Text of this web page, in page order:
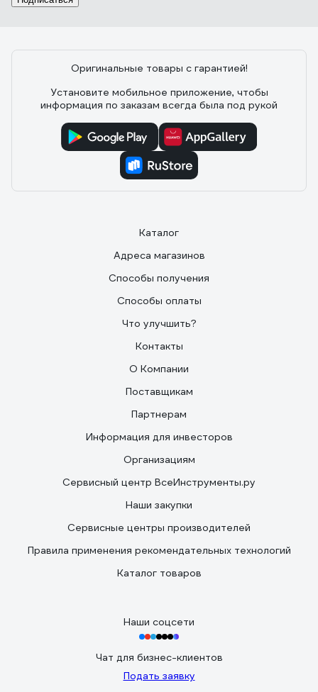
Размеры 9×6×13Оригинальные товары с гарантией!
Установите мобильное приложение, чтобы
информация по заказам всегда была под рукой
Каталог
Адреса магазинов
Способы получения
Способы оплаты
Что улучшить?
Контакты
О Компании
Поставщикам
Партнерам
Информация для инвесторов
Организациям
Сервисный центр ВсеИнструменты.ру
Наши закупки
Сервисные центры производителей
Правила применения рекомендательных технологий
Каталог товаров
Наши соцсети
Чат для бизнес-клиентов
Подать заявку